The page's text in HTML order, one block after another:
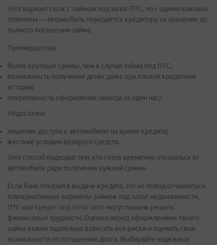
Этот вариант схож с займом под залог ПТС, но с одним важным
отличием — автомобиль передается кредитору на хранение до
полного погашения займа.
Преимущества:
более крупные суммы, чем в случае займа под ПТС;
возможность получения денег даже при плохой кредитной
истории;
оперативность оформления (иногда за один час).
Недостатки:
лишение доступа к автомобилю на время кредита;
жесткие условия возврата средств.
Этот способ подходит тем, кто готов временно отказаться от
автомобиля ради получения нужной суммы.
Если банк отказал в выдаче кредита, это не повод отчаиваться.
Альтернативные варианты займов под залог недвижимости,
ПТС или кредит под залог авто могут помочь решить
финансовые трудности. Однако перед оформлением такого
займа важно тщательно взвесить все риски и оценить свои
возможности по погашению долга. Выбирайте надежных